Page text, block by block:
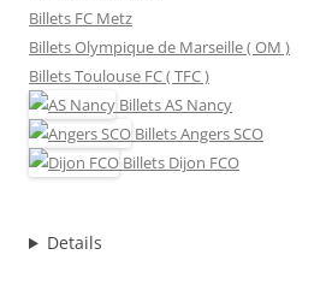
Billets FC Metz
Billets Olympique de Marseille ( OM )
Billets Toulouse FC ( TFC )
BilletsAS Nancy
BilletsAngers SCO
Billets Dijon FCO
Details